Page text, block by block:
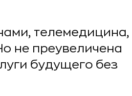
телемедицина,
не преувеличена
будущего без